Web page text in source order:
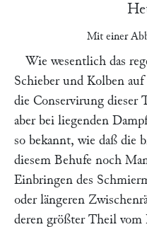
Mit einer
Wie wesentlich das
Schieber und Kolben
die Conservirung dieser
aber bei liegenden
so bekannt, wie daß die
diesem Behufe noch
Einbringen des
oder längeren
deren größter Theil